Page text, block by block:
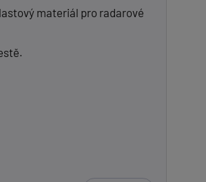
materiál pro radarové